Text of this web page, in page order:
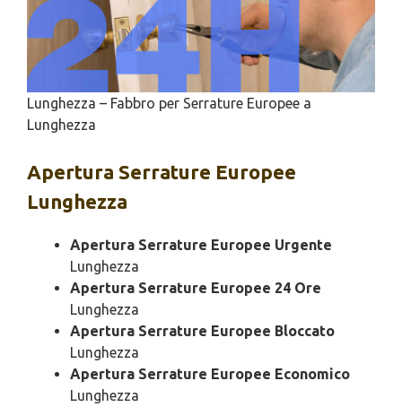
Lunghezza – Fabbro per Serrature Europee a
Lunghezza
Apertura Serrature Europee
Lunghezza
Apertura Serrature Europee Urgente
Lunghezza
Apertura Serrature Europee 24 Ore
Lunghezza
Apertura Serrature Europee Bloccato
Lunghezza
Apertura Serrature Europee Economico
Lunghezza